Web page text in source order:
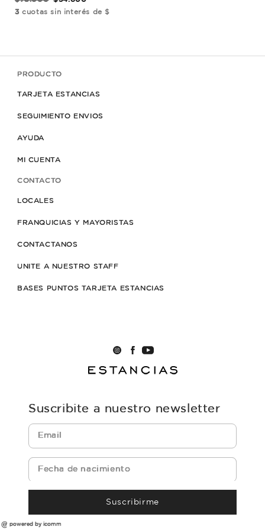
3 cuotas sin interés de $
PRODUCTO
TARJETA ESTANCIAS
SEGUIMIENTO ENVIOS
AYUDA
MI CUENTA
CONTACTO
LOCALES
FRANQUICIAS Y MAYORISTAS
CONTACTANOS
UNITE A NUESTRO STAFF
BASES PUNTOS TARJETA ESTANCIAS
Suscribite a nuestro newsletter
Suscribirme
powered by icomm